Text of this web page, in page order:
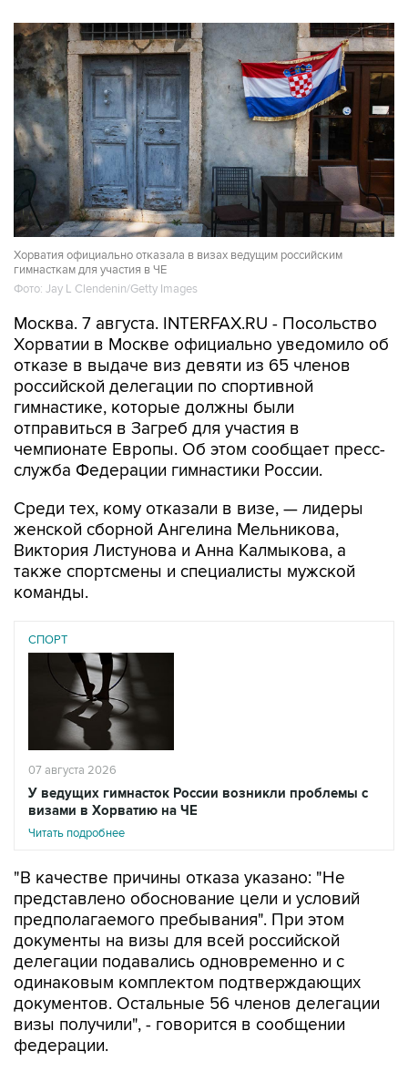
Хорватия официально отказала в визах ведущим российским
гимнасткам для участия в ЧЕ
Фото: Jay L Clendenin/Getty Images
Москва. 7 августа. INTERFAX.RU - Посольство
Хорватии в Москве официально уведомило об
отказе в выдаче виз девяти из 65 членов
российской делегации по спортивной
гимнастике, которые должны были
отправиться в Загреб для участия в
чемпионате Европы. Об этом сообщает пресс-
служба Федерации гимнастики России.
Среди тех, кому отказали в визе, — лидеры
женской сборной Ангелина Мельникова,
Виктория Листунова и Анна Калмыкова, а
также спортсмены и специалисты мужской
команды.
СПОРТ
07 августа 2026
У ведущих гимнасток России возникли проблемы с
визами в Хорватию на ЧЕ
Читать подробнее
"В качестве причины отказа указано: "Не
представлено обоснование цели и условий
предполагаемого пребывания". При этом
документы на визы для всей российской
делегации подавались одновременно и с
одинаковым комплектом подтверждающих
документов. Остальные 56 членов делегации
визы получили", - говорится в сообщении
федерации.